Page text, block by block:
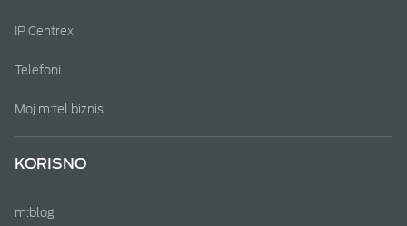
IP Centrex
Telefoni
Moj m:tel biznis
KORISNO
m:blog